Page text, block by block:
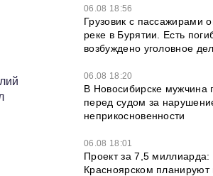
06.08 18:56
Грузовик с пассажирами
реке в Бурятии. Есть
возбуждено уголовное
06.08 18:20
В Новосибирске мужчина
перед судом за
неприкосновенности
06.08 18:01
Проект за 7,5 миллиарда:
Красноярском планируют